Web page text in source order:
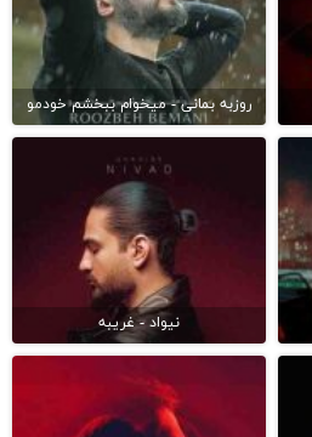
روزبه بمانی - میخوام ببخشم خودمو
نیواد - غریبه